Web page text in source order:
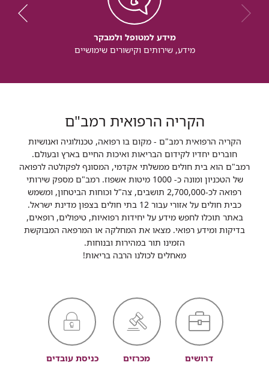
מידע למטופל ולמבקר
מידע, שירותים וקישורים שימושיים
הקריה הרפואית רמב"ם
הקריה הרפואית רמב"ם - מקום בו רפואה, טכנולוגיה ואנושיות
חוברים יחדיו לקידום הבריאות ואיכות החיים בארץ ובעולם.
רמב"ם הוא בית חולים ממשלתי אקדמי, המסונף לפקולטה לרפואה
של הטכניון ומונה כ- 1000 מיטות אשפוז. רמב"ם מספק שירותי
רפואה לכ-2,700,000 תושבים, צה"ל וכוחות הביטחון, ומשמש
כבית חולים על אזורי עבור 12 בתי חולים בצפון מדינת ישראל.
באתר תוכלו לחפש מידע על יחידות רפואיות, טיפולים, רופאים,
בדיקות ומידע רפואי. מצאו את המחלקה או המרפאה המבוקשת
הזמינו תור במהירות ובנוחות.
מאחלים לכולנו הרבה בריאות!
דרושים מכרזים כניסת עובדים